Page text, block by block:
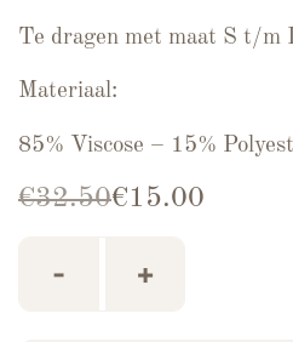
Te dragen met maat S t/m
Materiaal:
85% Viscose – 15%
€32.50
Oorspronkelijke prijs
€15.00
Huidige prijs is:
- +